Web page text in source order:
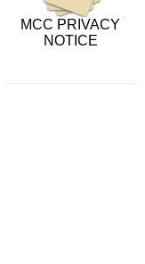
MCC PRIVACY
NOTICE